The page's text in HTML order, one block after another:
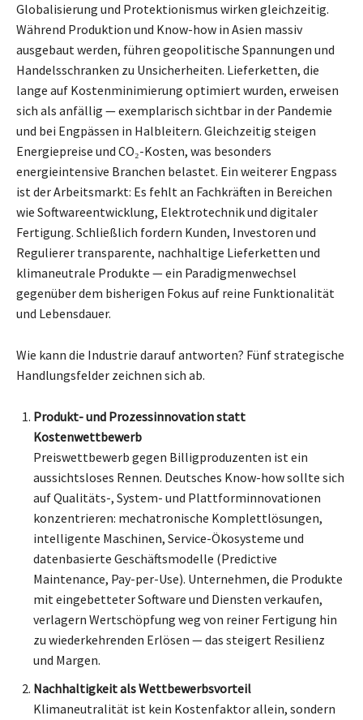
Globalisierung und Protektionismus wirken gleichzeitig.
Während Produktion und Know-how in Asien massiv
ausgebaut werden, führen geopolitische Spannungen und
Handelsschranken zu Unsicherheiten. Lieferketten, die
lange auf Kostenminimierung optimiert wurden, erweisen
sich als anfällig — exemplarisch sichtbar in der Pandemie
und bei Engpässen in Halbleitern. Gleichzeitig steigen
Energiepreise und CO₂-Kosten, was besonders
energieintensive Branchen belastet. Ein weiterer Engpass
ist der Arbeitsmarkt: Es fehlt an Fachkräften in Bereichen
wie Softwareentwicklung, Elektrotechnik und digitaler
Fertigung. Schließlich fordern Kunden, Investoren und
Regulierer transparente, nachhaltige Lieferketten und
klimaneutrale Produkte — ein Paradigmenwechsel
gegenüber dem bisherigen Fokus auf reine Funktionalität
und Lebensdauer.
Wie kann die Industrie darauf antworten? Fünf strategische
Handlungsfelder zeichnen sich ab.
Produkt- und Prozessinnovation statt
Kostenwettbewerb
Preiswettbewerb gegen Billigproduzenten ist ein
aussichtsloses Rennen. Deutsches Know-how sollte sich
auf Qualitäts-, System- und Plattforminnovationen
konzentrieren: mechatronische Komplettlösungen,
intelligente Maschinen, Service-Ökosysteme und
datenbasierte Geschäftsmodelle (Predictive
Maintenance, Pay-per-Use). Unternehmen, die Produkte
mit eingebetteter Software und Diensten verkaufen,
verlagern Wertschöpfung weg von reiner Fertigung hin
zu wiederkehrenden Erlösen — das steigert Resilienz
und Margen.
Nachhaltigkeit als Wettbewerbsvorteil
Klimaneutralität ist kein Kostenfaktor allein, sondern